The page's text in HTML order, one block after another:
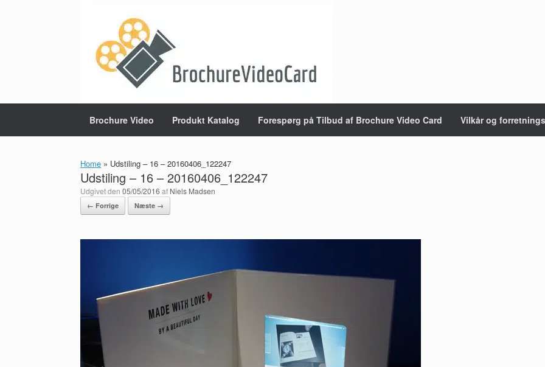
Brochure Video Produkt Katalog Forespørg på Tilbud af Brochure Video Card Vilkår og
Home » Udstiling – 16 – 20160406_122247
Udstiling – 16 – 20160406_122247
Udgivet den 05/05/2016 af Niels Madsen
← Forrige Næste →